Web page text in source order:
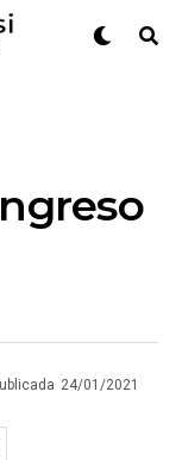
24/01/2021